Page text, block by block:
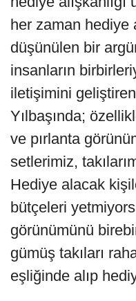
her zaman hediye
düşünülen bir
insanların
iletişimini
Yılbaşında;
ve pırlanta
setlerimiz,
Hediye alacak
bütçeleri
görünümünü
gümüş takıları
eşliğinde alıp